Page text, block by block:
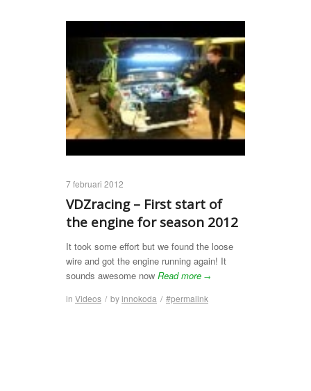
7 februari 2012
VDZracing – First start of
the engine for season 2012
It took some effort but we found the loose
wire and got the engine running again! It
sounds awesome now Read more →
in Videos / byinnokoda / #permalink